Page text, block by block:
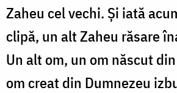
Zaheu cel vechi. Şi iată
clipă, un alt Zaheu răsare
Un alt om, un om născut
om creat din Dumnezeu